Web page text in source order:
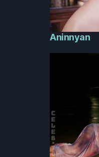
Aninnyan